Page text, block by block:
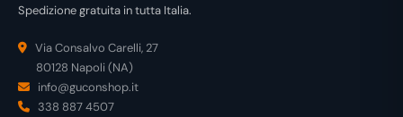
Spedizione gratuita in tutta Italia.
Via Consalvo Carelli, 27
80128 Napoli (NA)
info@guconshop.it
338 887 4507